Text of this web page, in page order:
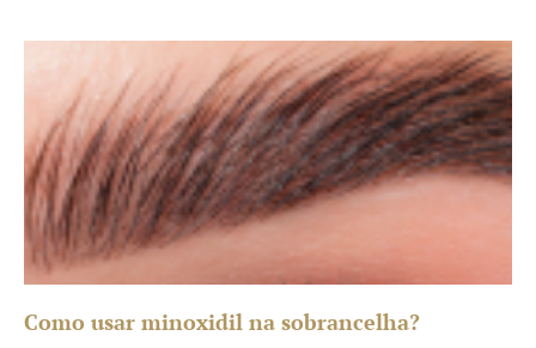
Como usar minoxidil na sobrancelha?